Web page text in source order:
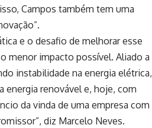
Campos também tem uma
e o desafio de melhorar esse
menor impacto possível. Aliado a
instabilidade na energia elétrica,
energia renovável e, hoje, com
da vinda de uma empresa com
diz Marcelo Neves.